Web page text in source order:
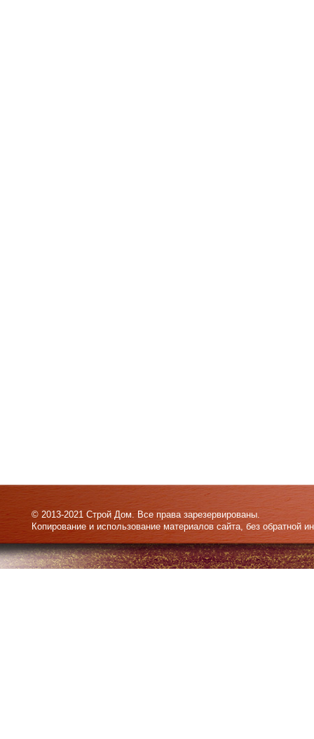
© 2013-2021 Строй Дом. Все права зарезервированы.
Копирование и использование материалов сайта, без обратной